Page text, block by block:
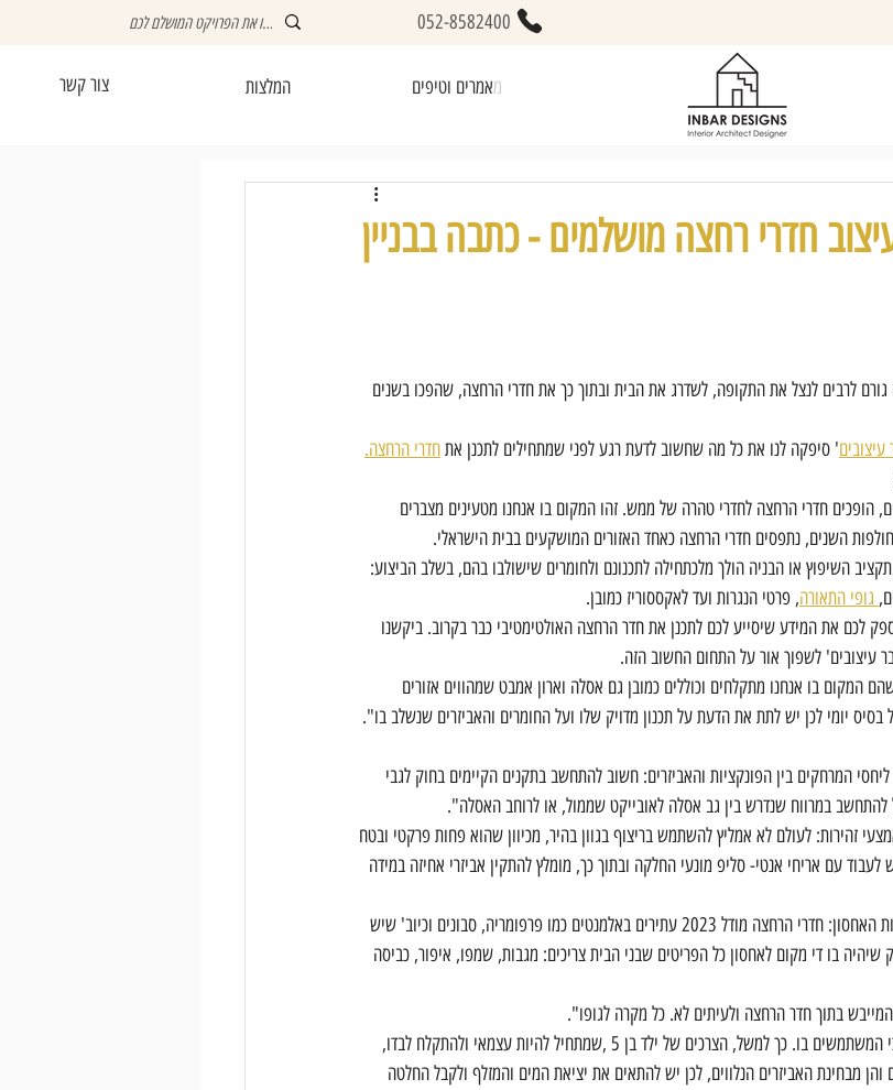
052-8582400
צור קשר המלצות מאמרים וטיפים
חדרי רחצה מושלמים - כתבה בבניין
לרבים לנצל את התקופה, לשדרג את הבית ובתוך כך את חדרי הרחצה, שהפכו בשנים
' סיפקה לנו את כל מה שחשוב לדעת רגע לפני שמתחילים לתכנן את חדרי הרחצה.
הופכים חדרי הרחצה לחדרי טהרה של ממש. זהו המקום בו אנחנו מטעינים מצברים
השנים, נתפסים חדרי הרחצה כאחד האזורים המושקעים בבית הישראלי.
השיפוץ או הבניה הולך מלכתחילה לתכנונם ולחומרים שישולבו בהם, בשלב הביצוע:
גופי התאורה, פרטי הנגרות ועד לאקססוריז כמובן.
לכם את המידע שיסייע לכם לתכנן את חדר הרחצה האולטימטיבי כבר בקרוב. ביקשנו
עיצובים' לשפוך אור על התחום החשוב הזה.
המקום בו אנחנו מתקלחים וכוללים כמובן גם אסלה וארון אמבט שמהווים אזורים
יומי לכן יש לתת את הדעת על תכנון מדויק שלו ועל החומרים והאביזרים שנשלב בו".
המרחקים בין הפונקציות והאביזרים: חשוב להתחשב בתקנים הקיימים בחוק לגבי
במרווח שנדרש בין גב אסלה לאובייקט שממול, או לרוחב האסלה".
זהירות: לעולם לא אמליץ להשתמש בריצוף בגוון בהיר, מכיוון שהוא פחות פרקטי ובטח
עם אריחי אנטי- סליפ מונעי החלקה ובתוך כך, מומלץ להתקין אביזרי אחיזה במידה
"נושא נוסף שיש לחשוב עליו לעומק הוא מקומות האחסון: חדרי הרחצה מודל 2023 עתירים באלמנטים כמו פרפומריה, סבונים וכיוב' שיש
שיהיה בו די מקום לאחסון כל הפריטים שבני הבית צריכים: מגבות, שמפו, איפור, כביסה
בתוך חדר הרחצה ולעיתים לא. כל מקרה לגופו".
"ככלל, את חדר הרחצה צריך לתכנן בהתאם לצרכי המשתמשים בו. כך למשל, הצרכים של ילד בן 5 ,שמתחיל להיות עצמאי ולהתקלח לבדו,
מבחינת האביזרים הנלווים, לכן יש להתאים את יציאת המים והמזלף ולקבל החלטה